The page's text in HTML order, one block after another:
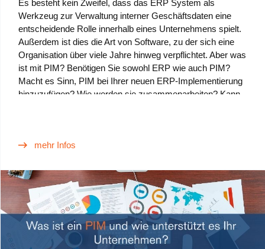
Es besteht kein Zweifel, dass das ERP System als
Werkzeug zur Verwaltung interner Geschäftsdaten eine
entscheidende Rolle innerhalb eines Unternehmens spielt.
Außerdem ist dies die Art von Software, zu der sich eine
Organisation über viele Jahre hinweg verpflichtet. Aber was
ist mit PIM? Benötigen Sie sowohl ERP wie auch PIM?
Macht es Sinn, PIM bei Ihrer neuen ERP-Implementierung
hinzuzufügen? Wie werden sie zusammenarbeiten? Kann
mehr Infos